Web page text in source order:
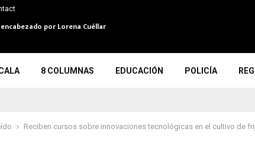
por Lorena Cuéllar
8 COLUMNAS EDUCACIÓN POLICÍA
Reciben cursos sobre innovaciones tecnológicas en el cultivo de